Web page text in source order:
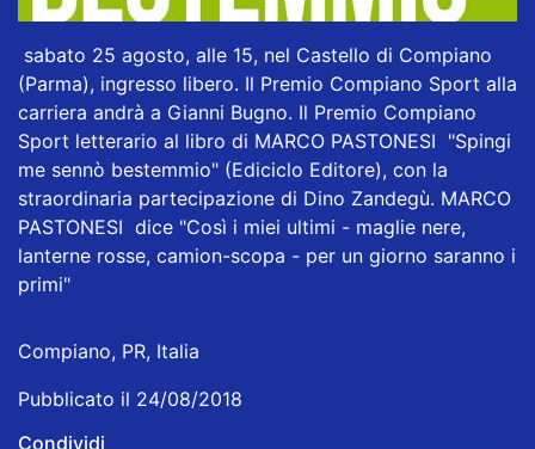
sabato 25 agosto, alle 15, nel Castello di Compiano
(Parma), ingresso libero. Il Premio Compiano Sport alla
carriera andrà a Gianni Bugno. Il Premio Compiano
Sport letterario al libro di MARCO PASTONESI "Spingi
me sennò bestemmio" (Ediciclo Editore), con la
straordinaria partecipazione di Dino Zandegù. MARCO
PASTONESI dice "Così i miei ultimi - maglie nere,
lanterne rosse, camion-scopa - per un giorno saranno i
primi"
Compiano, PR, Italia
Pubblicato il 24/08/2018
Condividi